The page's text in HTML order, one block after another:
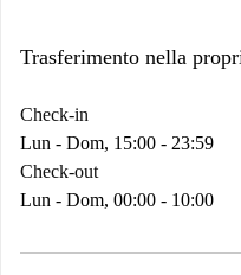
Trasferimento nella
Check-in
Lun - Dom, 15:00 - 23:59
Check-out
Lun - Dom, 00:00 - 10:00